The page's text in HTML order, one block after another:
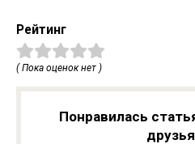
Рейтинг
( Пока оценок нет )
Понравилась